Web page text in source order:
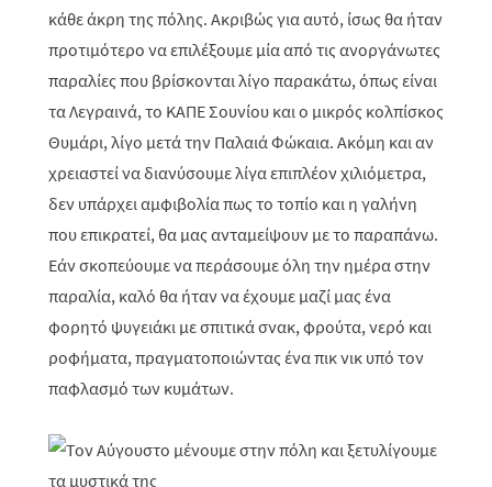
κάθε άκρη της πόλης. Ακριβώς για αυτό, ίσως θα ήταν
προτιμότερο να επιλέξουμε μία από τις ανοργάνωτες
παραλίες που βρίσκονται λίγο παρακάτω, όπως είναι
τα Λεγραινά, το ΚΑΠΕ Σουνίου και ο μικρός κολπίσκος
Θυμάρι, λίγο μετά την Παλαιά Φώκαια. Ακόμη και αν
χρειαστεί να διανύσουμε λίγα επιπλέον χιλιόμετρα,
δεν υπάρχει αμφιβολία πως το τοπίο και η γαλήνη
που επικρατεί, θα μας ανταμείψουν με το παραπάνω.
Εάν σκοπεύουμε να περάσουμε όλη την ημέρα στην
παραλία, καλό θα ήταν να έχουμε μαζί μας ένα
φορητό ψυγειάκι με σπιτικά σνακ, φρούτα, νερό και
ροφήματα, πραγματοποιώντας ένα πικ νικ υπό τον
παφλασμό των κυμάτων.